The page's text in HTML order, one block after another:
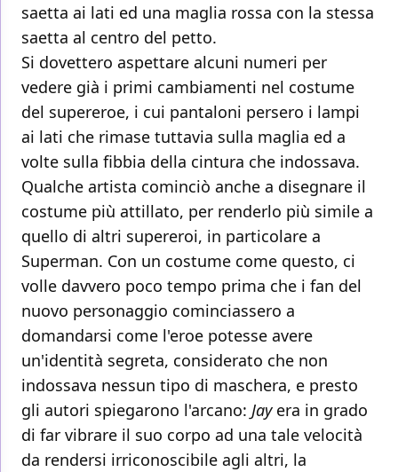
saetta ai lati ed una maglia rossa con la stessa
saetta al centro del petto.
Si dovettero aspettare alcuni numeri per
vedere già i primi cambiamenti nel costume
del supereroe, i cui pantaloni persero i lampi
ai lati che rimase tuttavia sulla maglia ed a
volte sulla fibbia della cintura che indossava.
Qualche artista cominciò anche a disegnare il
costume più attillato, per renderlo più simile a
quello di altri supereroi, in particolare a
Superman. Con un costume come questo, ci
volle davvero poco tempo prima che i fan del
nuovo personaggio cominciassero a
domandarsi come l'eroe potesse avere
un'identità segreta, considerato che non
indossava nessun tipo di maschera, e presto
gli autori spiegarono l'arcano: Jayera in grado
di far vibrare il suo corpo ad una tale velocità
da rendersi irriconoscibile agli altri, la